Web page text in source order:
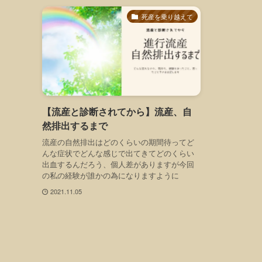
死産を乗り越えて
【流産と診断されてから】流産、自
然排出するまで
流産の自然排出はどのくらいの期間待ってど
んな症状でどんな感じで出てきてどのくらい
出血するんだろう、個人差がありますが今回
の私の経験が誰かの為になりますように
2021.11.05